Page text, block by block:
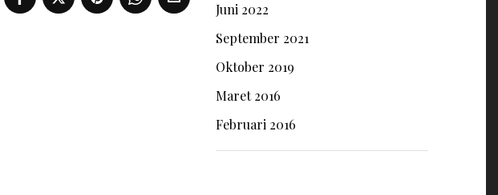
Juni 2022
September 2021
Oktober 2019
Maret 2016
Februari 2016